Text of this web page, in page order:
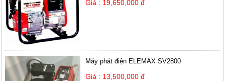
Giá : 19,650,000 đ
Máy phát điện ELEMAX SV2800
Giá : 13,500,000 đ